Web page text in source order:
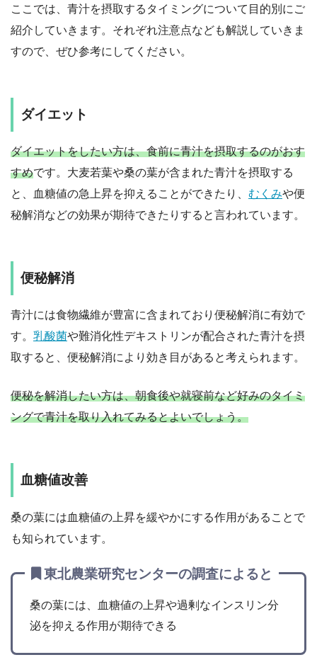
ここでは、青汁を摂取するタイミングについて目的別にご
紹介していきます。それぞれ注意点なども解説していきま
すので、ぜひ参考にしてください。
ダイエット
ダイエットをしたい方は、食前に青汁を摂取するのがおす
すめです。大麦若葉や桑の葉が含まれた青汁を摂取する
と、血糖値の急上昇を抑えることができたり、 むくみや便
秘解消などの効果が期待できたりすると言われています。
便秘解消
青汁には食物繊維が豊富に含まれており便秘解消に有効で
す。 乳酸菌や難消化性デキストリンが配合された青汁を摂
取すると、便秘解消により効き目があると考えられます。
便秘を解消したい方は、朝食後や就寝前など好みのタイミ
ングで青汁を取り入れてみるとよいでしょう。
血糖値改善
桑の葉には血糖値の上昇を緩やかにする作用があることで
も知られています。
東北農業研究センターの調査によると
桑の葉には、血糖値の上昇や過剰なインスリン分
泌を抑える作用が期待できる